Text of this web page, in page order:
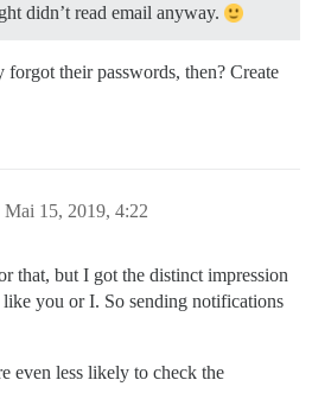
didn’t read email anyway.
their passwords, then? Create
Mai 15, 2019, 4:22
that, but I got the distinct impression
you or I. So sending notifications
even less likely to check the